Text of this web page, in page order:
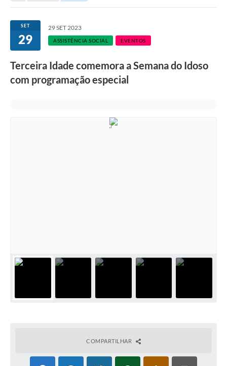
SET
29
29 SET 2023
ASSISTÊNCIA SOCIAL EVENTOS
Terceira Idade comemora a Semana do Idoso
com programação especial
COMPARTILHAR